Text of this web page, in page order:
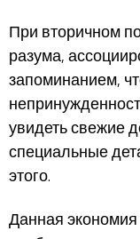
При вторичном
разума,
запоминанием,
увидеть свежие
специальные
этого.
Данная